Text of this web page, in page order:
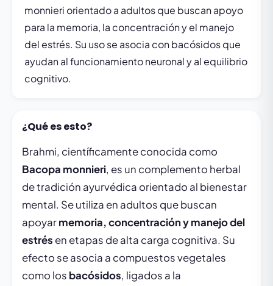
monnieri orientado a adultos que buscan apoyo
para la memoria, la concentración y el manejo
del estrés. Su uso se asocia con bacósidos que
ayudan al funcionamiento neuronal y al equilibrio
cognitivo.
¿Qué es esto?
Brahmi, científicamente conocida como
Bacopa monnieri, es un complemento herbal
de tradición ayurvédica orientado al bienestar
mental. Se utiliza en adultos que buscan
apoyarmemoria, concentración y manejo del
estrés en etapas de alta carga cognitiva. Su
efecto se asocia a compuestos vegetales
como los bacósidos, ligados a la